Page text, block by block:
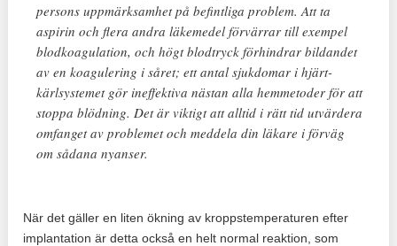
persons uppmärksamhet på befintliga problem. Att ta
aspirin och flera andra läkemedel förvärrar till exempel
blodkoagulation, och högt blodtryck förhindrar bildandet
av en koagulering i såret; ett antal sjukdomar i hjärt-
kärlsystemet gör ineffektiva nästan alla hemmetoder för att
stoppa blödning. Det är viktigt att alltid i rätt tid utvärdera
omfanget av problemet och meddela din läkare i förväg
om sådana nyanser.
När det gäller en liten ökning av kroppstemperaturen efter
implantation är detta också en helt normal reaktion, som